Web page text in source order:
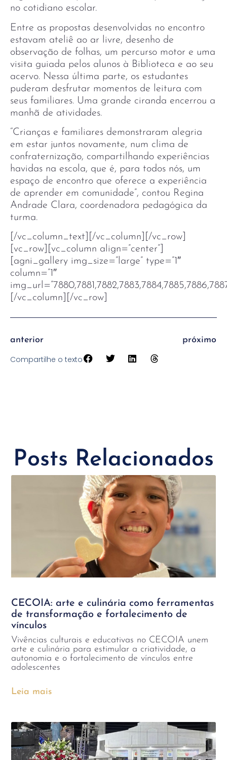
no cotidiano escolar.
Entre as propostas desenvolvidas no encontro
estavam ateliê ao ar livre, desenho de
observação de folhas, um percurso motor e uma
visita guiada pelos alunos à Biblioteca e ao seu
acervo. Nessa última parte, os estudantes
puderam desfrutar momentos de leitura com
seus familiares. Uma grande ciranda encerrou a
manhã de atividades.
“Crianças e familiares demonstraram alegria
em estar juntos novamente, num clima de
confraternização, compartilhando experiências
havidas na escola, que é, para todos nós, um
espaço de encontro que oferece a experiência
de aprender em comunidade”, contou Regina
Andrade Clara, coordenadora pedagógica da
turma.
[/vc_column_text][/vc_column][/vc_row]
[vc_row][vc_column align=”center”]
[agni_gallery img_size=”large” type=”1″
column=”1″
[/vc_column][/vc_row]
anterior próximo
Compartilhe o texto
Posts Relacionados
CECOIA: arte e culinária como ferramentas
de transformação e fortalecimento de
vínculos
Vivências culturais e educativas no CECOIA unem
arte e culinária para estimular a criatividade, a
autonomia e o fortalecimento de vínculos entre
adolescentes
Leia mais